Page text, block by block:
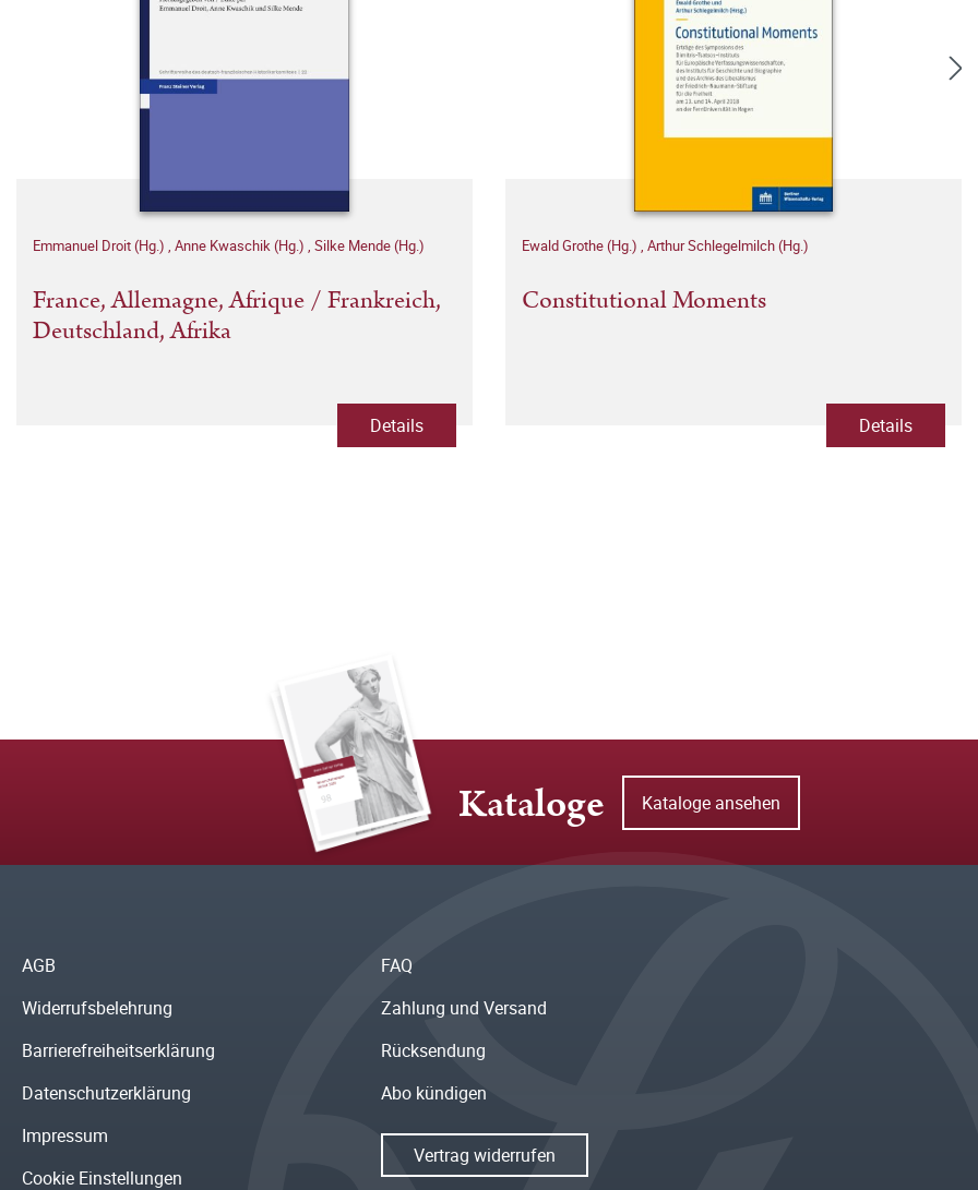
Emmanuel Droit (Hg.) , Anne Kwaschik (Hg.) , Silke Mende (Hg.)
France, Allemagne, Afrique / Frankreich,
Deutschland, Afrika
Details
Ewald Grothe (Hg.) , Arthur Schlegelmilch (Hg.)
Constitutional Moments
Details
Kataloge Kataloge ansehen
AGB
Widerrufsbelehrung
Barrierefreiheitserklärung
Datenschutzerklärung
Impressum
Cookie Einstellungen
FAQ
Zahlung und Versand
Rücksendung
Abo kündigen
Vertrag widerrufen